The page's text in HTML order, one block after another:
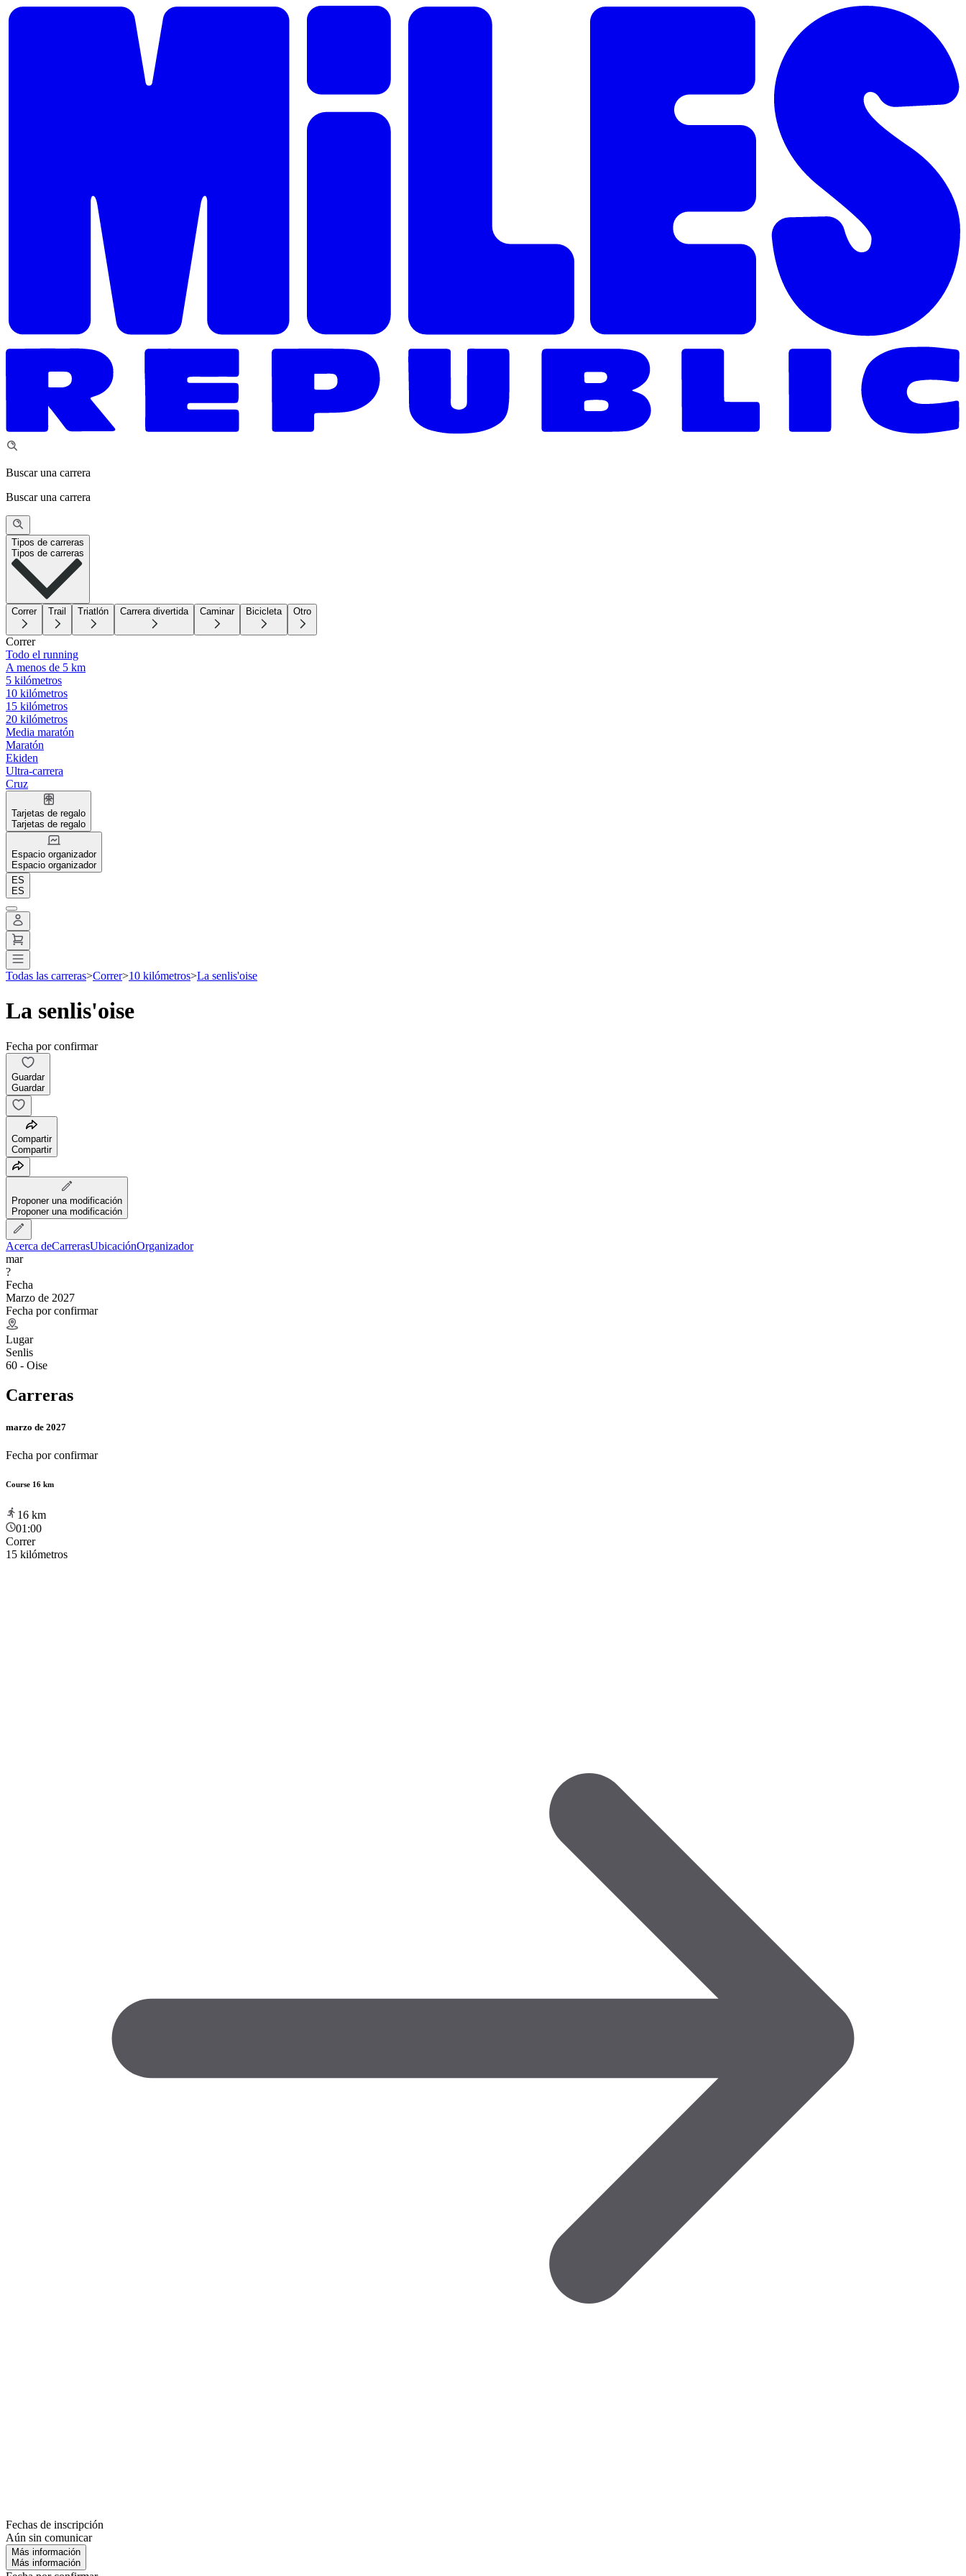
Buscar una carrera
Buscar una carrera
Tipos de carreras
Tipos de carreras
Correr Trail Triatlón Carrera divertida Caminar Bicicleta Otro
Correr
Todo el running
A menos de 5 km
5 kilómetros
10 kilómetros
15 kilómetros
20 kilómetros
Media maratón
Maratón
Ekiden
Ultra-carrera
Cruz
Tarjetas de regalo
Tarjetas de regalo
Espacio organizador
Espacio organizador
ES
ES
Todas las carreras>Correr>10 kilómetros>La senlis'oise
La senlis'oise
Fecha por confirmar
Guardar
Guardar
Compartir
Compartir
Proponer una modificación
Proponer una modificación
Acerca deCarrerasUbicaciónOrganizador
mar
?
Fecha
Marzo de 2027
Fecha por confirmar
Lugar
Senlis
60 - Oise
Carreras
marzo de 2027
Fecha por confirmar
Course 16 km
16 km
01:00
Correr
15 kilómetros
Fechas de inscripción
Aún sin comunicar
Más información
Más información